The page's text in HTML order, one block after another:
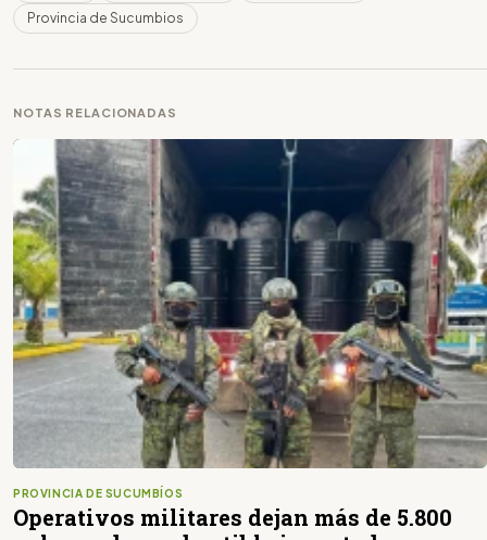
Provincia de Sucumbios
NOTAS RELACIONADAS
PROVINCIA DE SUCUMBÍOS
Operativos militares dejan más de 5.800